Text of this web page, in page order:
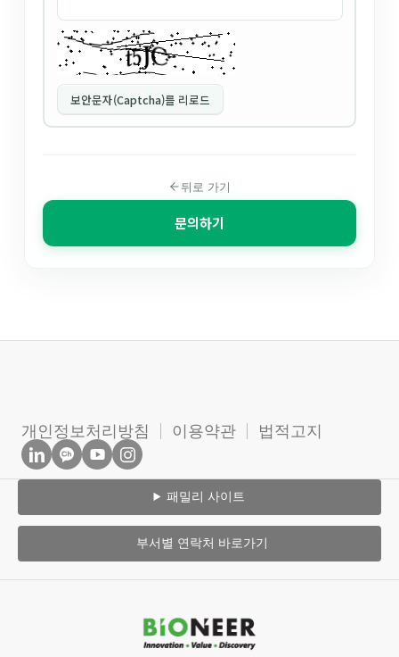
보안문자(Captcha)를 리로드
뒤로 가기
문의하기
개인정보처리방침 이용약관 법적고지
패밀리 사이트
부서별 연락처 바로가기